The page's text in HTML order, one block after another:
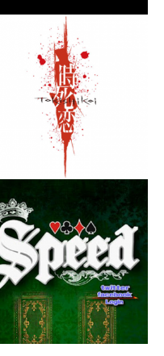
時死恋
死者がさまよう「日入町」
で、今夜も幼き恋の行方を捜